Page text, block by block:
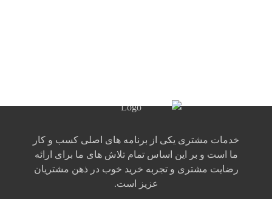
خدمات مشتری یکی از برنامه های اصلی کسب و کار
ما است و بر این اساس تمام تلاش های ما برای ارائه
رضایت مشتری و تجربه خرید خوب در ذهن مشتریان
عزیز است.